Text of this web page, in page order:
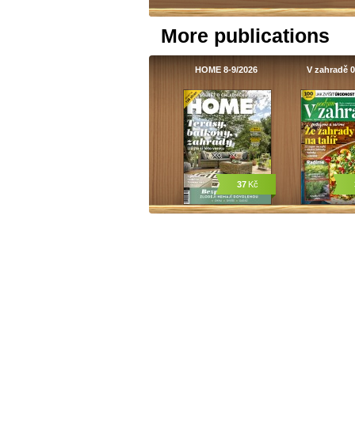
More publications
HOME 8-9/2026
37 Kč
V zahradě